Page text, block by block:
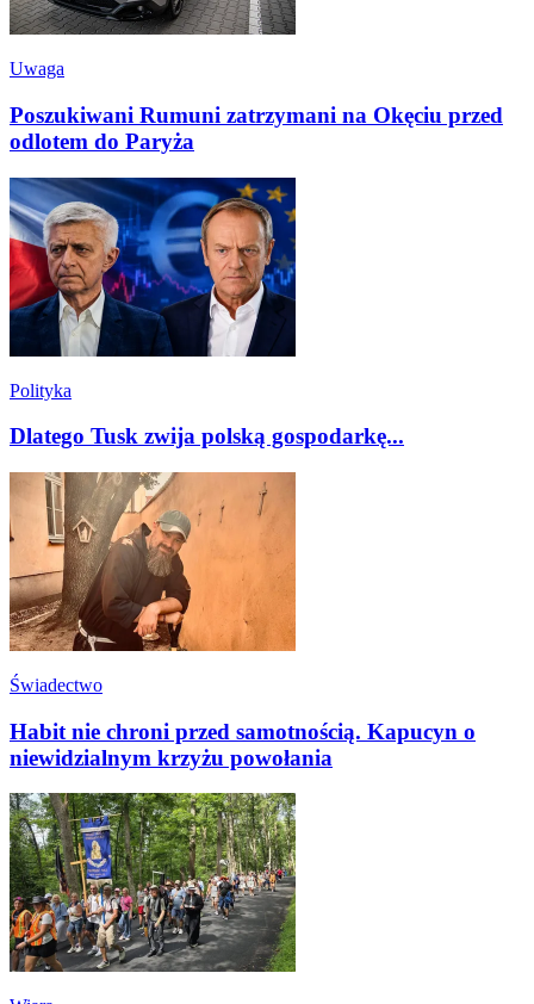
Uwaga
Poszukiwani Rumuni zatrzymani na Okęciu przed
odlotem do Paryża
Polityka
Dlatego Tusk zwija polską gospodarkę...
Świadectwo
Habit nie chroni przed samotnością. Kapucyn o
niewidzialnym krzyżu powołania